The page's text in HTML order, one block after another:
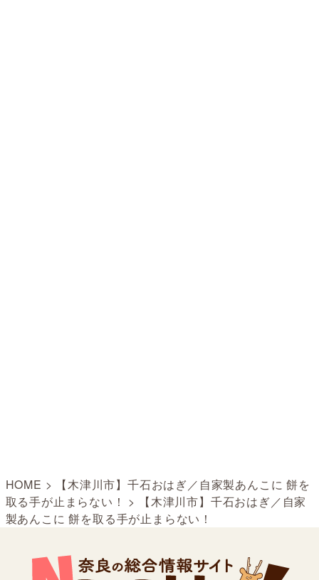
HOME >
【木津川市】千石おはぎ／自家製あんこに 餅を
取る手が止まらない！ >
【木津川市】千石おはぎ／自家
製あんこに 餅を取る手が止まらない！